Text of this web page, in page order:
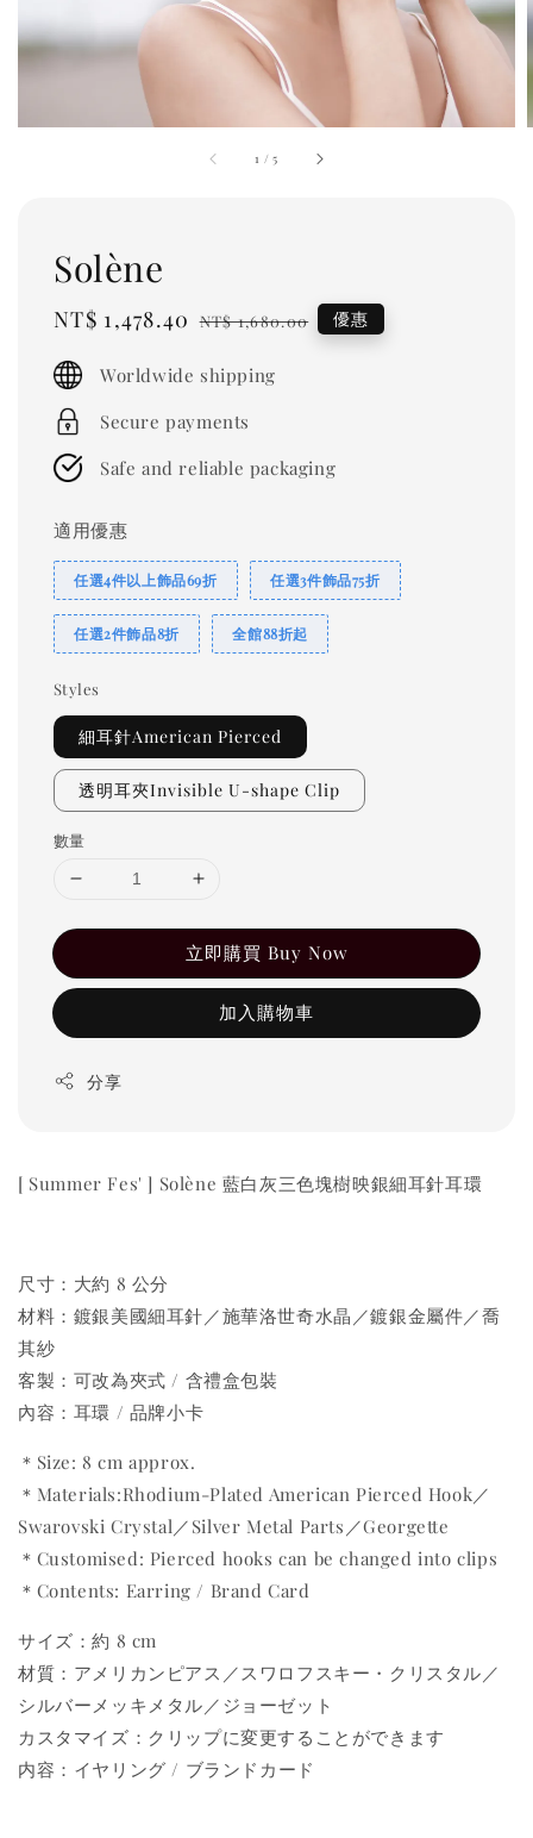
1 /5
Solène
Sale
NT$ 1,478.40 Regular
NT$ 1,680.00 優惠
Worldwide shipping
Secure payments
Safe and reliable packaging
適用優惠
任選4件以上飾品69折 任選3件飾品75折
任選2件飾品8折 全館88折起
Styles
細耳針American Pierced
透明耳夾Invisible U-shape Clip
數量
立即購買 Buy Now
加入購物車
分享
[ Summer Fes' ] Solène 藍白灰三色塊樹映銀細耳針耳環
尺寸：大約 8 公分
材料：鍍銀美國細耳針／施華洛世奇水晶／鍍銀金屬件／喬
其紗
客製：可改為夾式 / 含禮盒包裝
內容：耳環 / 品牌小卡
＊Size: 8 cm approx.
＊Materials:Rhodium-Plated American Pierced Hook／
Swarovski Crystal／Silver Metal Parts／Georgette
＊Customised: Pierced hooks can be changed into clips
＊Contents: Earring / Brand Card
サイズ：約 8 cm
材質：アメリカンピアス／スワロフスキー・クリスタル／
シルバーメッキメタル／ジョーゼット
カスタマイズ：クリップに変更することができます
内容：イヤリング / ブランドカード